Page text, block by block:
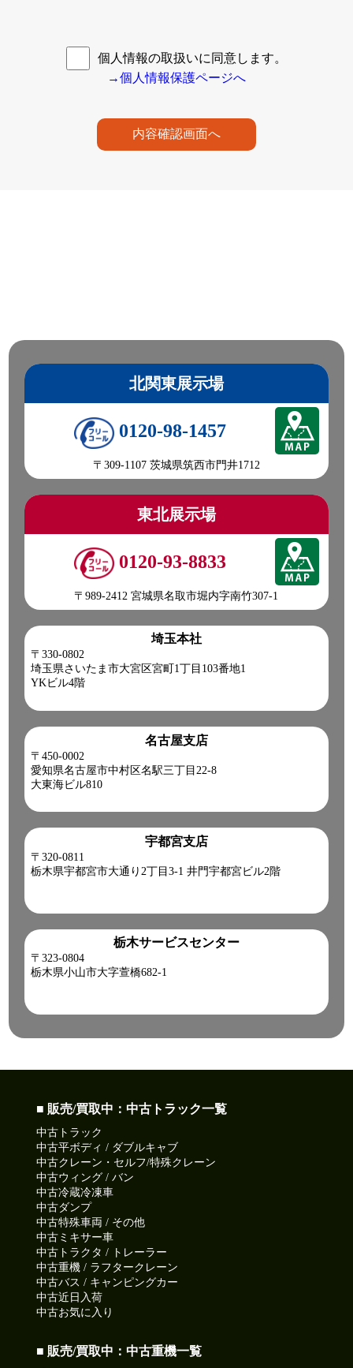
個人情報の取扱いに同意します。
→個人情報保護ページへ
内容確認画面へ
北関東展示場
0120-98-1457
〒309-1107 茨城県筑西市門井1712
東北展示場
0120-93-8833
〒989-2412 宮城県名取市堀内字南竹307-1
埼玉本社
〒330-0802
埼玉県さいたま市大宮区宮町1丁目103番地1
YKビル4階
名古屋支店
〒450-0002
愛知県名古屋市中村区名駅三丁目22-8
大東海ビル810
宇都宮支店
〒320-0811
栃木県宇都宮市大通り2丁目3-1 井門宇都宮ビル2階
栃木サービスセンター
〒323-0804
栃木県小山市大字萱橋682-1
■ 販売/買取中：中古トラック一覧
中古トラック
中古平ボディ / ダブルキャブ
中古クレーン・セルフ/特殊クレーン
中古ウィング / バン
中古冷蔵冷凍車
中古ダンプ
中古特殊車両 / その他
中古ミキサー車
中古トラクタ / トレーラー
中古重機 / ラフタークレーン
中古バス / キャンピングカー
中古近日入荷
中古お気に入り
■ 販売/買取中：中古重機一覧